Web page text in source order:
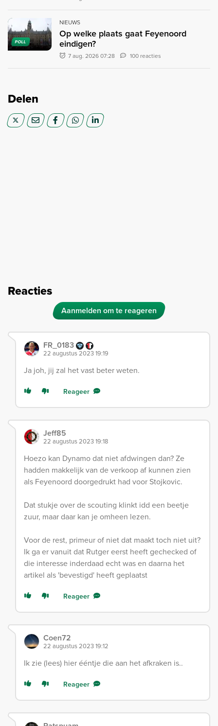
POLL
NIEUWS
Op welke plaats gaat Feyenoord
eindigen?
7 aug. 2026 07:28 100 reacties
Delen
Reacties
Aanmelden om te reageren
FR_0183
22 augustus 2023 19:19
Ja joh, jij zal het vast beter weten.
Reageer
Jeff85
22 augustus 2023 19:18
Hoezo kan Dynamo dat niet afdwingen dan? Ze
hadden makkelijk van de verkoop af kunnen zien
als Feyenoord doorgedrukt had voor Stojkovic.
Dat stukje over de scouting klinkt idd een beetje
zuur, maar daar kan je omheen lezen.
Voor de rest, primeur of niet dat maakt toch niet uit?
Ik ga er vanuit dat Rutger eerst heeft gechecked of
die interesse inderdaad echt was en daarna het
artikel als 'bevestigd' heeft geplaatst
Reageer
Coen72
22 augustus 2023 19:12
Ik zie (lees) hier ééntje die aan het afkraken is..
Reageer